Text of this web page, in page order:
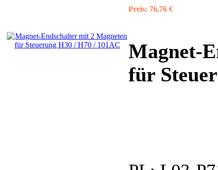
Preis: 76,76 €
Magnet-
für